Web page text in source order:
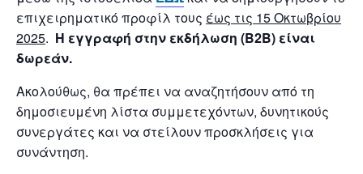
επιχειρηματικό προφίλ τους έως τις 15 Οκτωβρίου
2025. Η εγγραφή στην εκδήλωση (Β2Β) είναι
δωρεάν.
Ακολούθως, θα πρέπει να αναζητήσουν από τη
δημοσιευμένη λίστα συμμετεχόντων, δυνητικούς
συνεργάτες και να στείλουν προσκλήσεις για
συνάντηση.